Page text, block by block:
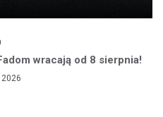
wracają od 8 sierpnia!